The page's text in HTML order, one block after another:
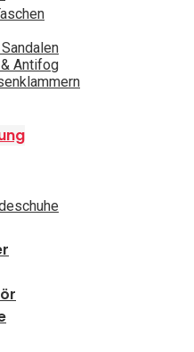
Antifog